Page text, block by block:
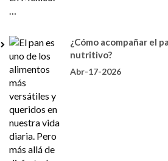
¿Cómo acompañar el
nutritivo?
Abr-17-2026